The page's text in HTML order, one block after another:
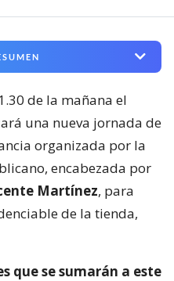
de la mañana el
una nueva jornada de
organizada por la
encabezada por
Martínez, para
de la tienda,
que se sumarán a este